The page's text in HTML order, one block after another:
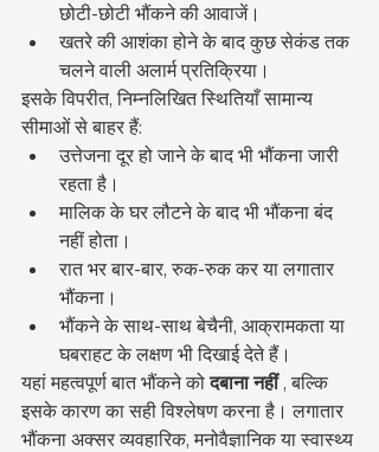
छोटी-छोटी भौंकने की आवाजें।
खतरे की आशंका होने के बाद कुछ सेकंड तक
चलने वाली अलार्म प्रतिक्रिया।
इसके विपरीत, निम्नलिखित स्थितियाँ सामान्य
सीमाओं से बाहर हैं:
उत्तेजना दूर हो जाने के बाद भी भौंकना जारी
रहता है।
मालिक के घर लौटने के बाद भी भौंकना बंद
नहीं होता।
रात भर बार-बार, रुक-रुक कर या लगातार
भौंकना।
भौंकने के साथ-साथ बेचैनी, आक्रामकता या
घबराहट के लक्षण भी दिखाई देते हैं।
यहां महत्वपूर्ण बात भौंकने को दबाना नहीं , बल्कि
इसके कारण का सही विश्लेषण करना है। लगातार
भौंकना अक्सर व्यवहारिक, मनोवैज्ञानिक या स्वास्थ्य